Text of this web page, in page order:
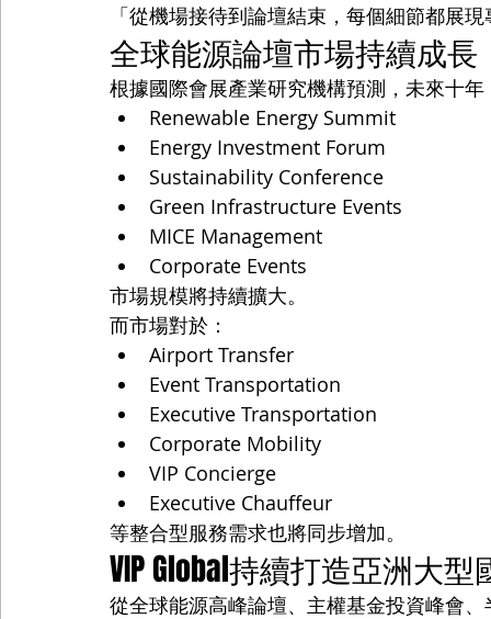
「從機場接待到論壇結束，每個細節都展
全球能源論壇市場持續成長
根據國際會展產業研究機構預測，未來十年
Renewable Energy Summit
Energy Investment Forum
Sustainability Conference
Green Infrastructure Events
MICE Management
Corporate Events
市場規模將持續擴大。
而市場對於：
Airport Transfer
Event Transportation
Executive Transportation
Corporate Mobility
VIP Concierge
Executive Chauffeur
等整合型服務需求也將同步增加。
VIP Global持續打造亞洲大
從全球能源高峰論壇、主權基金投資峰會